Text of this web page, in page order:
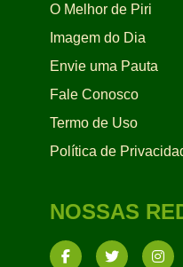
O Melhor de Piri
Imagem do Dia
Envie uma Pauta
Fale Conosco
Termo de Uso
Política de
NOSSAS